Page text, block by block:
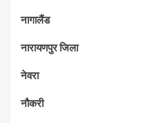
नागालैंड
नारायणपुर जिला
नेवरा
नौकरी